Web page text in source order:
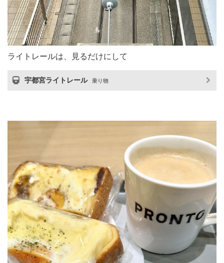
ライトレールは、見るだけにして
宇都宮ライトレール 乗り物